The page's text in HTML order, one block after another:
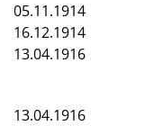
05.11.1914
16.12.1914
13.04.1916
13.04.1916